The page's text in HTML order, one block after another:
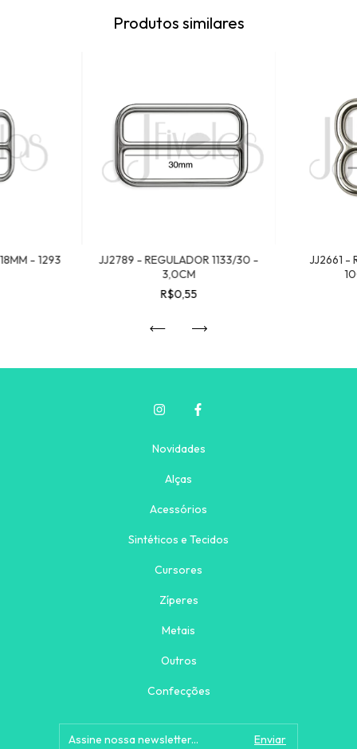
Produtos similares
- 1293
JJ2789 - REGULADOR 1133/30 -
3,0CM
R$0,55
JJ2661 -
Novidades
Alças
Acessórios
Sintéticos e Tecidos
Cursores
Zíperes
Metais
Outros
Confecções